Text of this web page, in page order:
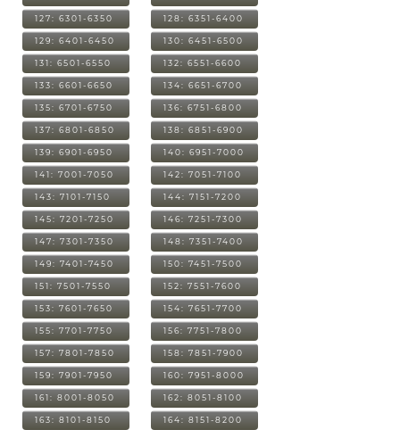
127: 6301-6350 128: 6351-6400
129: 6401-6450 130: 6451-6500
131: 6501-6550 132: 6551-6600
133: 6601-6650 134: 6651-6700
135: 6701-6750 136: 6751-6800
137: 6801-6850 138: 6851-6900
139: 6901-6950 140: 6951-7000
141: 7001-7050 142: 7051-7100
143: 7101-7150 144: 7151-7200
145: 7201-7250 146: 7251-7300
147: 7301-7350 148: 7351-7400
149: 7401-7450 150: 7451-7500
151: 7501-7550 152: 7551-7600
153: 7601-7650 154: 7651-7700
155: 7701-7750 156: 7751-7800
157: 7801-7850 158: 7851-7900
159: 7901-7950 160: 7951-8000
161: 8001-8050 162: 8051-8100
163: 8101-8150 164: 8151-8200